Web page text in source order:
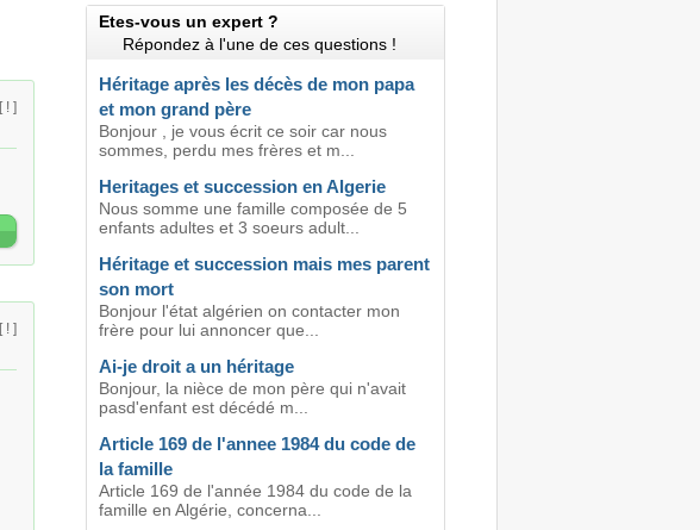
[ ! ]
[ ! ]
Etes-vous un expert ?
Répondez à l'une de ces questions !
Héritage après les décès de mon papa
et mon grand père
Bonjour , je vous écrit ce soir car nous
sommes, perdu mes frères et m...
Heritages et succession en Algerie
Nous somme une famille composée de 5
enfants adultes et 3 soeurs adult...
Héritage et succession mais mes parent
son mort
Bonjour l'état algérien on contacter mon
frère pour lui annoncer que...
Ai-je droit a un héritage
Bonjour, la nièce de mon père qui n'avait
pasd'enfant est décédé m...
Article 169 de l'annee 1984 du code de
la famille
Article 169 de l'année 1984 du code de la
famille en Algérie, concerna...